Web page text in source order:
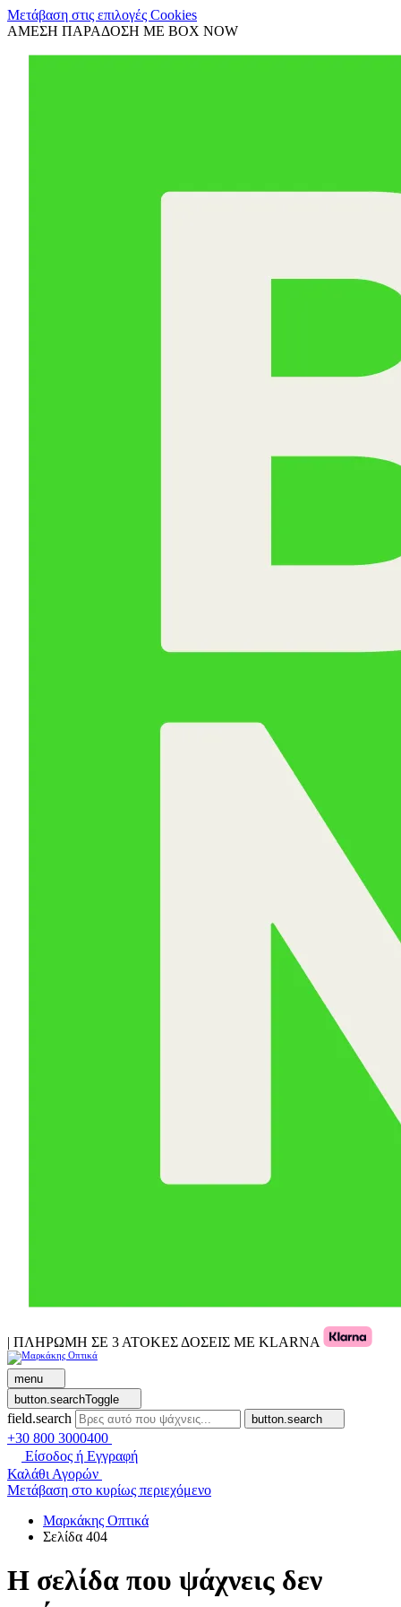
Μετάβαση στις επιλογές Cookies
ΑΜΕΣΗ ΠΑΡΑΔΟΣΗ ΜΕ BOX NOW
| ΠΛΗΡΩΜΗ ΣΕ 3 ΑΤΟΚΕΣ ΔΟΣΕΙΣ ΜΕ KLARNA
menu
button.searchToggle
field.search button.search
+30 800 3000400
Είσοδος ή Εγγραφή
Καλάθι Αγορών
Μετάβαση στο κυρίως περιεχόμενο
Μαρκάκης Οπτικά
Σελίδα 404
Η σελίδα που ψάχνεις δεν